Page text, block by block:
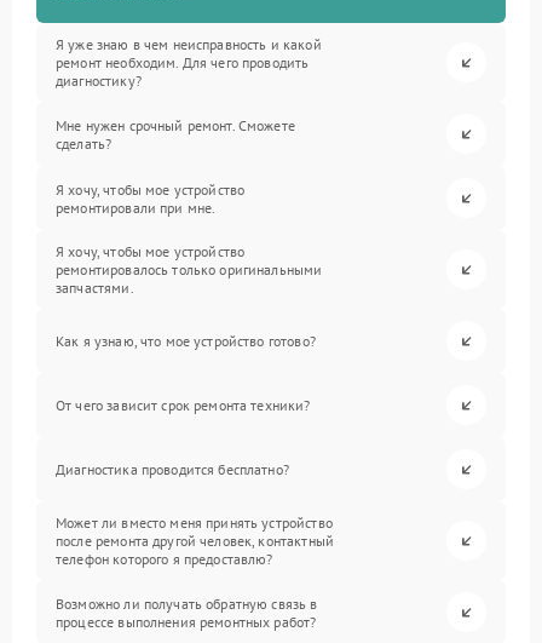
Я уже знаю в чем неисправность и какой
ремонт необходим. Для чего проводить
диагностику?
Мне нужен срочный ремонт. Сможете
сделать?
Я хочу, чтобы мое устройство
ремонтировали при мне.
Я хочу, чтобы мое устройство
ремонтировалось только оригинальными
запчастями.
Как я узнаю, что мое устройство готово?
От чего зависит срок ремонта техники?
Диагностика проводится бесплатно?
Может ли вместо меня принять устройство
после ремонта другой человек, контактный
телефон которого я предоставлю?
Возможно ли получать обратную связь в
процессе выполнения ремонтных работ?